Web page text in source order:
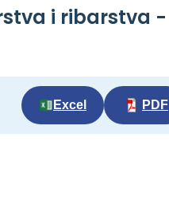
i ribarstva -
Excel PDF